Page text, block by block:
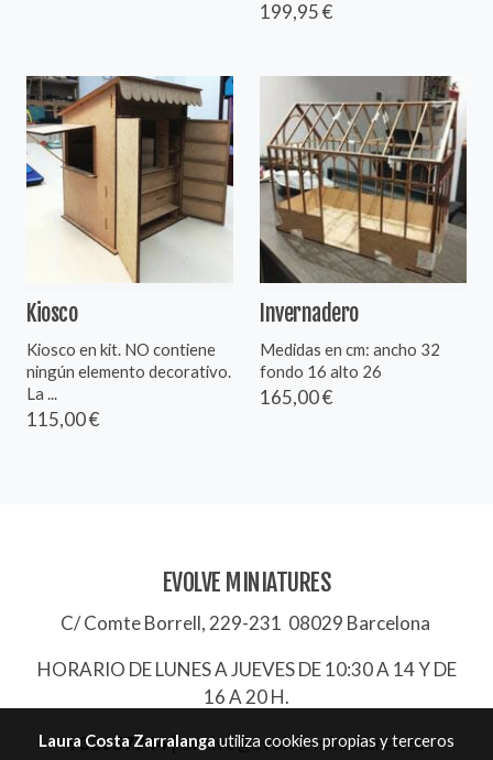
199,95 €
Kiosco
Kiosco en kit. NO contiene
ningún elemento decorativo.
La ...
115,00 €
Invernadero
Medidas en cm: ancho 32
fondo 16 alto 26
165,00 €
EVOLVE MINIATURES
C/ Comte Borrell, 229-231 08029 Barcelona
HORARIO DE LUNES A JUEVES DE 10:30 A 14 Y DE
16 A 20 H.
932657744|evolve@evolve-miniatures.es
Laura Costa Zarralanga utiliza cookies propias y terceros